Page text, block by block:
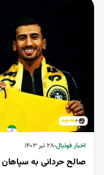
اخبار فوتبال۲۸ تیر ۱۴۰۳
صالح حردانی به